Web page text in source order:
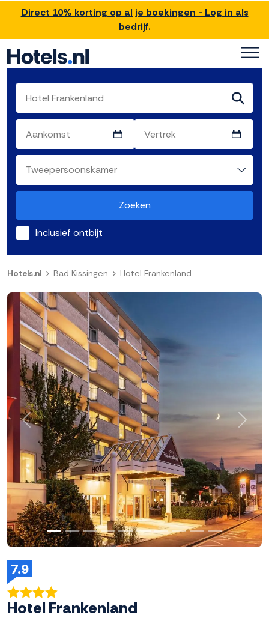
Direct 10% korting op al je boekingen - Log in als
bedrijf.
Zoeken
Inclusief ontbijt
Hotels.nl Bad Kissingen Hotel Frankenland
7.9
Hotel Frankenland